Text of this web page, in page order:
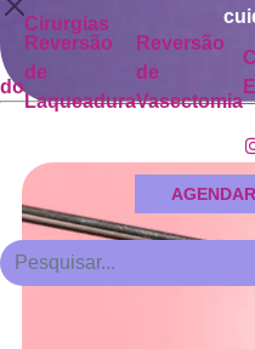
Cirurgias
Reversão
de
Laqueadura
Reversão
de
Vasectomia